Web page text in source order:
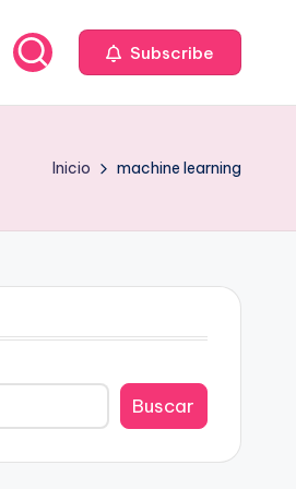
Subscribe
Inicio machine learning
Buscar